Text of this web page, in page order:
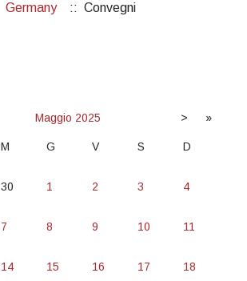
Germany
:: Convegni
Maggio 2025 > »
M G V S D
30 1 2 3 4
7 8 9 10 11
14 15 16 17 18